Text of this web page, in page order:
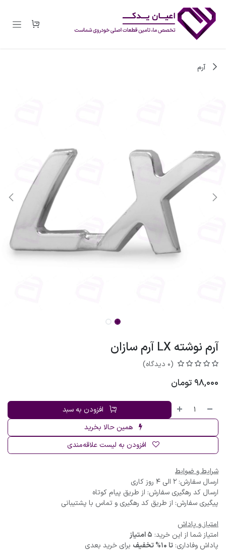
آرم
آرم نوشته LX آرم سازان
(0 دیدگاه)
98,000 تومان
افزودن به سبد
همین حالا بخرید
افزودن به لیست علاقه‌مندی
شرایط و ضوابط
ارسال سفارش: 2 الی 4 روز کاری
ارسال کد رهگیری سفارش: از طریق پیام کوتاه
پیگیری سفارش: از طریق کد رهگیری و تماس با پشتیبانی
امتیاز و پاداش
امتیاز شما از این خرید: 5 امتیاز
پاداش وفاداری: تا 10% تخفیف برای خرید بعدی